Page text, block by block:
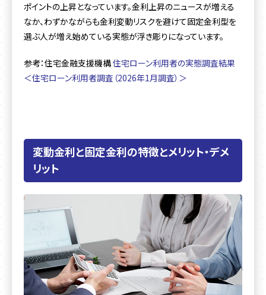
ポイントの上昇となっています。金利上昇のニュースが増える
なか、わずかながらも金利変動リスクを避けて固定金利型を
選ぶ人が増え始めている実態が浮き彫りになっています。
参考：住宅金融支援機構住宅ローン利用者の実態調査結果
＜住宅ローン利用者調査（2026年1月調査）＞
変動金利と固定金利の特徴とメリット・デメ
リット